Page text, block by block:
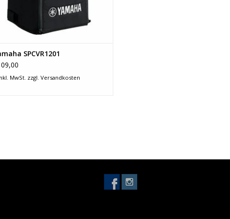
Die leichten Hochleistungs-Class-D-
Leistung abzugeben und dabei bis zu 132 dB
Die Boxen der DBR-Serie verfügen über
SPCVR1201
MwSt. zzgl. Versandkosten